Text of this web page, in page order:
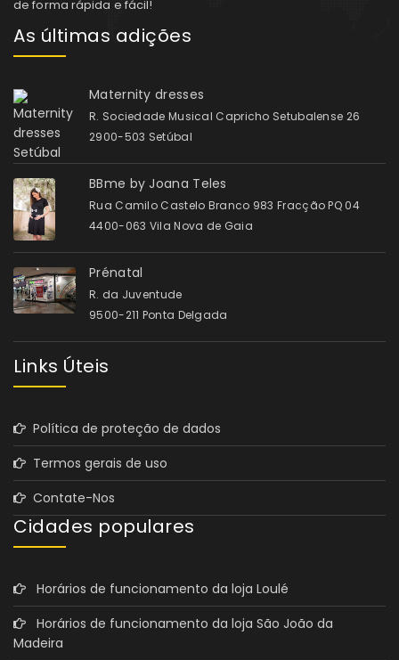
de forma rápida e fácil!
As últimas adições
Maternity dresses
R. Sociedade Musical Capricho Setubalense 26
2900-503 Setúbal
BBme by Joana Teles
Rua Camilo Castelo Branco 983 Fracção PQ 04
4400-063 Vila Nova de Gaia
Prénatal
R. da Juventude
9500-211 Ponta Delgada
Links Úteis
Política de proteção de dados
Termos gerais de uso
Contate-Nos
Cidades populares
Horários de funcionamento da loja Loulé
Horários de funcionamento da loja São João da
Madeira